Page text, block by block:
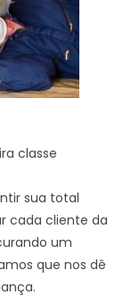
classe
sua total
cada cliente da
um
que nos dê